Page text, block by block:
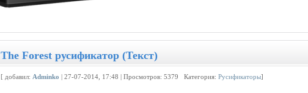
The Forest русификатор (Текст)
[ добавил: Adminko | 27-07-2014, 17:48 | Просмотров: 5379 Категория: Русификаторы]